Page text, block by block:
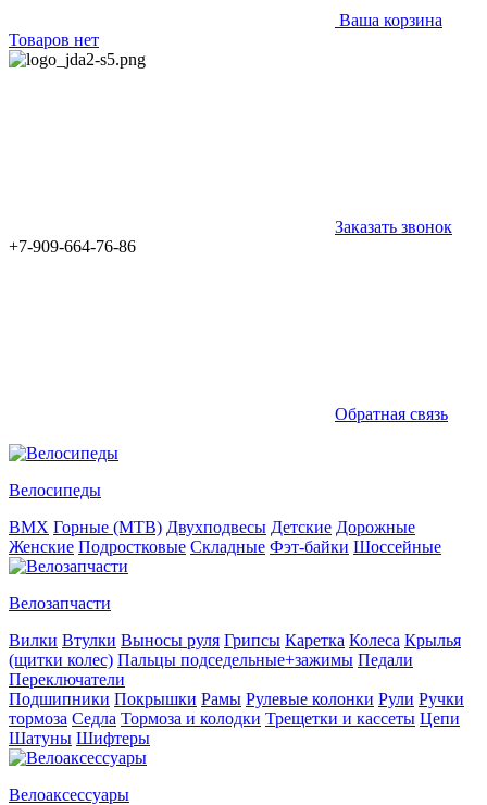
Ваша корзина
Товаров нет
Заказать звонок
+7-909-664-76-86
Обратная связь
Велосипеды
BMX Горные (MTB) Двухподвесы Детские Дорожные
Женские Подростковые Складные Фэт-байки Шоссейные
Велозапчасти
Вилки Втулки Выносы руля Грипсы Каретка Колеса Крылья
(щитки колес) Пальцы подседельные+зажимы Педали
Переключатели
Подшипники Покрышки Рамы Рулевые колонки Рули Ручки
тормоза Седла Тормоза и колодки Трещетки и кассеты Цепи
Шатуны Шифтеры
Велоаксессуары